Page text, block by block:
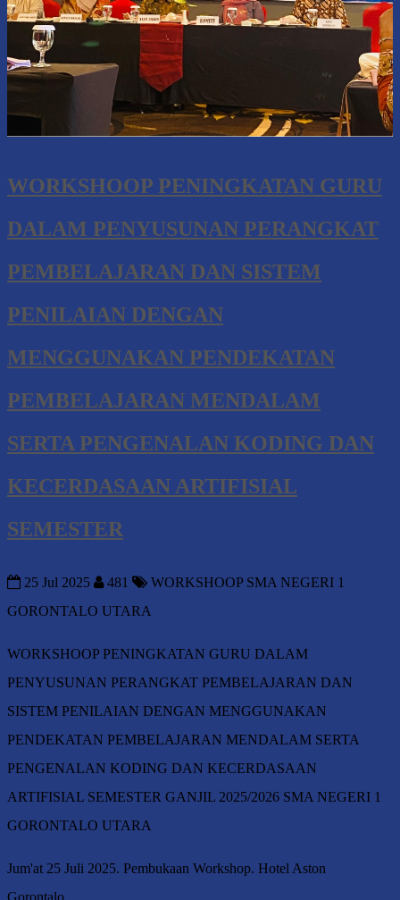
WORKSHOOP PENINGKATAN GURU
DALAM PENYUSUNAN PERANGKAT
PEMBELAJARAN DAN SISTEM
PENILAIAN DENGAN
MENGGUNAKAN PENDEKATAN
PEMBELAJARAN MENDALAM
SERTA PENGENALAN KODING DAN
KECERDASAAN ARTIFISIAL
SEMESTER
25 Jul 2025 481
WORKSHOOP SMA NEGERI 1
GORONTALO UTARA
WORKSHOOP PENINGKATAN GURU DALAM
PENYUSUNAN PERANGKAT PEMBELAJARAN DAN
SISTEM PENILAIAN DENGAN MENGGUNAKAN
PENDEKATAN PEMBELAJARAN MENDALAM SERTA
PENGENALAN KODING DAN KECERDASAAN
ARTIFISIAL SEMESTER GANJIL 2025/2026 SMA NEGERI 1
GORONTALO UTARA
Jum'at 25 Juli 2025. Pembukaan Workshop. Hotel Aston
Gorontalo.